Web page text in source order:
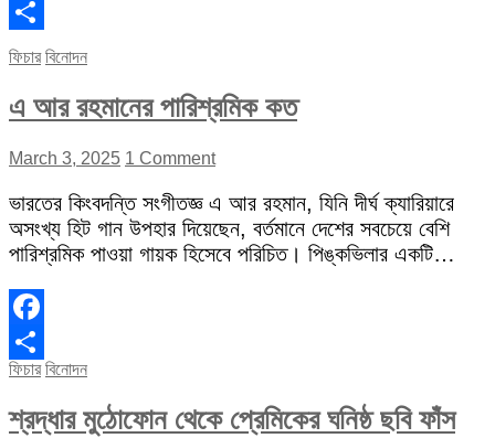
Facebook
Share
ফিচার বিনোদন
এ আর রহমানের পারিশ্রমিক কত
March 3, 2025 1 Comment
ভারতের কিংবদন্তি সংগীতজ্ঞ এ আর রহমান, যিনি দীর্ঘ ক্যারিয়ারে
অসংখ্য হিট গান উপহার দিয়েছেন, বর্তমানে দেশের সবচেয়ে বেশি
পারিশ্রমিক পাওয়া গায়ক হিসেবে পরিচিত। পিঙ্কভিলার একটি…
Facebook
Share
ফিচার বিনোদন
শ্রদ্ধার মুঠোফোন থেকে প্রেমিকের ঘনিষ্ঠ ছবি ফাঁস